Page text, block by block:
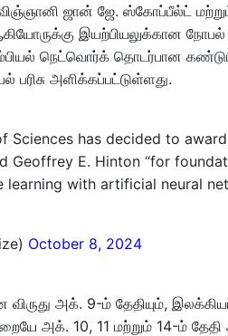
ஜான் ஜே. ஸ்கோப்பீல்ட்
இயற்பியலுக்கான நோபல்
நெட்வொர்க் தொடர்பான
பரிசு அளிக்கப்பட்டுள்ளது.
Sciences has decided to
Geoffrey E. Hinton “for
learning with artificial neural
October 8, 2024
அக். 9-ம் தேதியும்,
அக். 10, 11 மற்றும் 14-ம்